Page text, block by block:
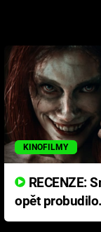
KINOFILMY
opět
přichází s